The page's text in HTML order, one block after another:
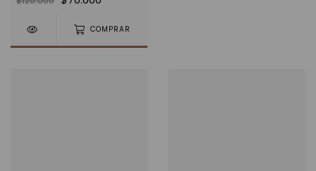
COMPRAR